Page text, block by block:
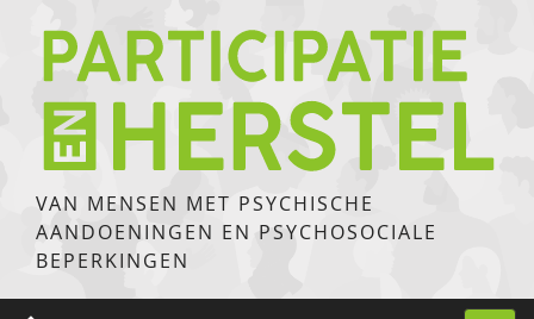
VAN MENSEN MET PSYCHISCHE
AANDOENINGEN EN PSYCHOSOCIALE
BEPERKINGEN